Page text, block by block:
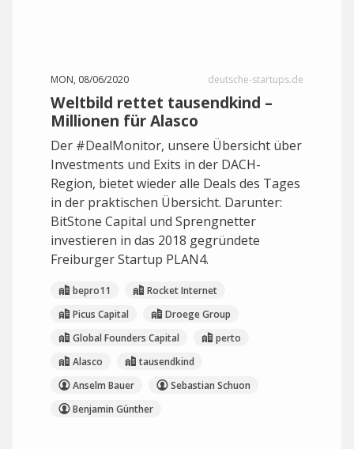
MON, 08/06/2020 deutsche-startups.de
Weltbild rettet tausendkind –
Millionen für Alasco
Der #DealMonitor, unsere Übersicht über
Investments und Exits in der DACH-
Region, bietet wieder alle Deals des Tages
in der praktischen Übersicht. Darunter:
BitStone Capital und Sprengnetter
investieren in das 2018 gegründete
Freiburger Startup PLAN4.
bepro11
Rocket Internet
Picus Capital
Droege Group
Global Founders Capital
perto
Alasco
tausendkind
Anselm Bauer
Sebastian Schuon
Benjamin Günther